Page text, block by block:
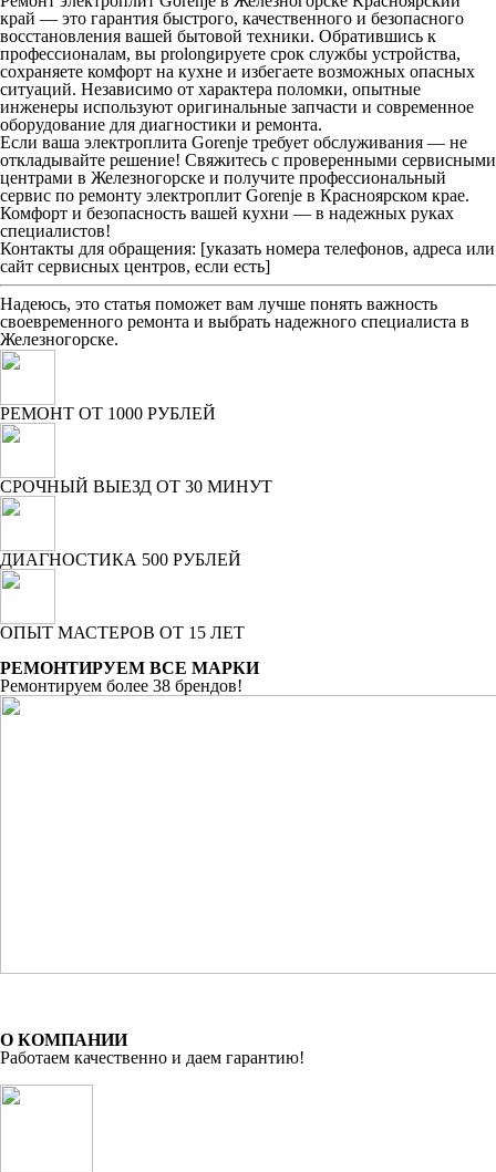
край — это гарантия быстрого, качественного и безопасного
восстановления вашей бытовой техники. Обратившись к
профессионалам, вы prolongируете срок службы устройства,
сохраняете комфорт на кухне и избегаете возможных опасных
ситуаций. Независимо от характера поломки, опытные
инженеры используют оригинальные запчасти и современное
оборудование для диагностики и ремонта.
Если ваша электроплита Gorenje требует обслуживания — не
откладывайте решение! Свяжитесь с проверенными сервисными
центрами в Железногорске и получите профессиональный
сервис по ремонту электроплит Gorenje в Красноярском крае.
Комфорт и безопасность вашей кухни — в надежных руках
специалистов!
Контакты для обращения: [указать номера телефонов, адреса или
сайт сервисных центров, если есть]
Надеюсь, это статья поможет вам лучше понять важность
своевременного ремонта и выбрать надежного специалиста в
Железногорске.
РЕМОНТ ОТ 1000 РУБЛЕЙ
СРОЧНЫЙ ВЫЕЗД ОТ 30 МИНУТ
ДИАГНОСТИКА 500 РУБЛЕЙ
ОПЫТ МАСТЕРОВ ОТ 15 ЛЕТ
РЕМОНТИРУЕМ ВСЕ МАРКИ
Ремонтируем более 38 брендов!
О КОМПАНИИ
Работаем качественно и даем гарантию!